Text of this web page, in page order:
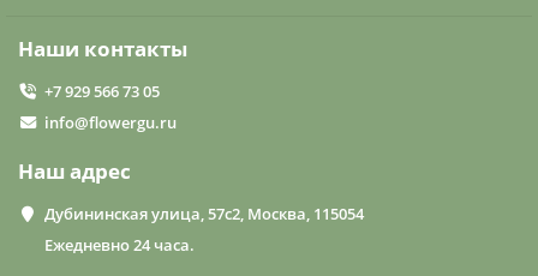
Наши контакты
+7 929 566 73 05
info@flowergu.ru
Наш адрес
Дубининская улица, 57с2, Москва, 115054
Ежедневно 24 часа.